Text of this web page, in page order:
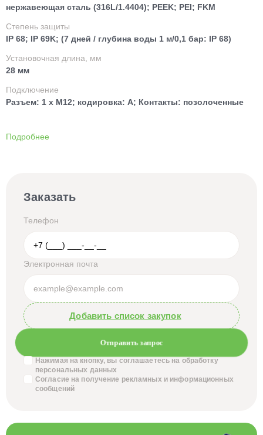
нержавеющая сталь (316L/1.4404); PEEK; PEI; FKM
Степень защиты
IP 68; IP 69K; (7 дней / глубина воды 1 м/0,1 бар: IP 68)
Установочная длина, мм
28 мм
Подключение
Разъем: 1 x M12; кодировка: A; Контакты: позолоченные
Подробнее
Заказать
Телефон
Электронная почта
Добавить список закупок
Отправить запрос
Нажимая на кнопку, вы соглашаетесь на обработку
персональных данных
Согласие на получение рекламных и информационных
сообщений